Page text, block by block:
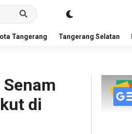
Tangerang Tangerang Selatan
di